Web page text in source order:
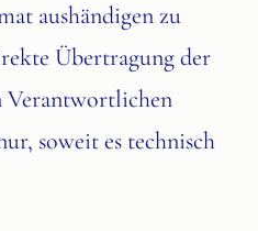
aushändigen zu
Übertragung der
Verantwortlichen
soweit es technisch